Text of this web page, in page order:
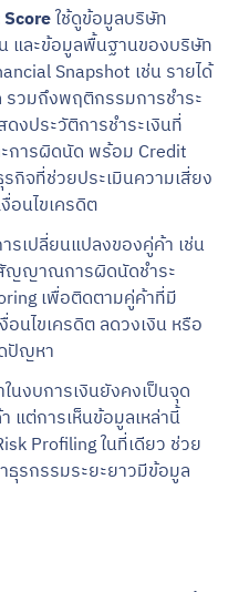
ใช้ดูข้อมูลบริษัท
และข้อมูลพื้นฐานของบริษัท
Snapshot เช่น รายได้
รวมถึงพฤติกรรมการชำระ
งประวัติการชำระเงินที่
การผิดนัด พร้อม Credit
กิจที่ช่วยประเมินความเสี่ยง
อนไขเครดิต
รเปลี่ยนแปลงของคู่ค้า เช่น
ญญาณการผิดนัดชำระ
เพื่อติดตามคู่ค้าที่มี
นไขเครดิต ลดวงเงิน หรือ
ปัญหา
นงบการเงินยังคงเป็นจุด
แต่การเห็นข้อมูลเหล่านี้
Profiling ในที่เดียว ช่วย
ธุรกรรมระยะยาวมีข้อมูล